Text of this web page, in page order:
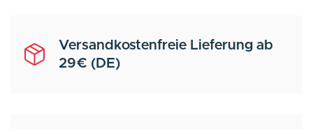
Versandkostenfreie Lieferung ab
29€ (DE)